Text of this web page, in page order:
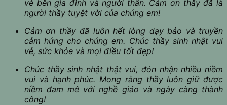
vẻ bên gia đình và người thân. Cảm ơn thầy đã là
người thầy tuyệt vời của chúng em!
Cảm ơn thầy đã luôn hết lòng dạy bảo và truyền
cảm hứng cho chúng em. Chúc thầy sinh nhật vui
vẻ, sức khỏe và mọi điều tốt đẹp!
Chúc thầy sinh nhật thật vui, đón nhận nhiều niềm
vui và hạnh phúc. Mong rằng thầy luôn giữ được
niềm đam mê với nghề giáo và ngày càng thành
công!